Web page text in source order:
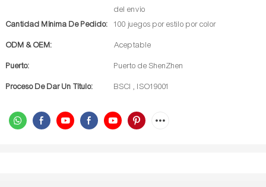
del envío
Cantidad Mínima De Pedido:
100 juegos por estilo por color
ODM & OEM: Aceptable
Puerto: Puerto de ShenZhen
Proceso De Dar Un Título: BSCI , ISO19001